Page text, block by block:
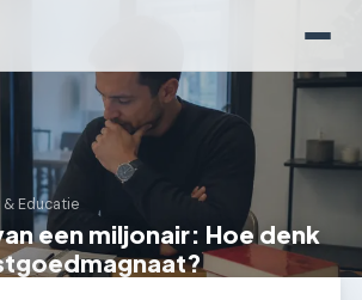
Educatie
een miljonair: Hoe denk